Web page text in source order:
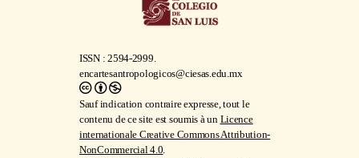
ISSN : 2594-2999.
encartesantropologicos@ciesas.edu.mx
Sauf indication contraire expresse, tout le
contenu de ce site est soumis à un Licence
internationale Creative Commons Attribution-
NonCommercial 4.0